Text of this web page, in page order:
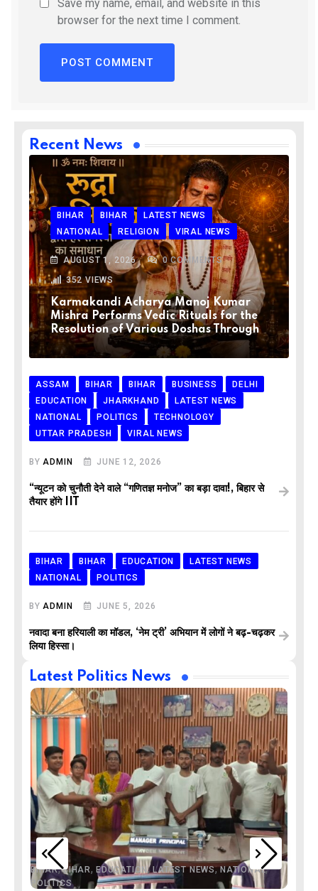
Save my name, email, and website in this
browser for the next time I comment.
Recent News
BIHAR BIHAR
LATEST NEWS
NATIONAL
RELIGION VIRAL NEWS
AUGUST 1, 2026 0COMMENTS
352VIEWS
Karmakandi Acharya Manoj Kumar
Mishra Performs Vedic Rituals for the
Resolution of Various Doshas Through
ASSAM BIHAR BIHAR BUSINESS
DELHI
EDUCATION
JHARKHAND
LATEST NEWS
NATIONAL
POLITICS
TECHNOLOGY
UTTAR PRADESH
VIRAL NEWS
BYADMIN JUNE 12, 2026
“न्यूटन को चुनौती देने वाले “गणितज्ञ मनोज” का बड़ा दावा!, बिहार से
तैयार होंगे IIT
BIHAR BIHAR EDUCATION
LATEST NEWS
NATIONAL
POLITICS
BYADMIN JUNE 5, 2026
नवादा बना हरियाली का मॉडल, ‘नेम ट्री’ अभियान में लोगों ने बढ़-चढ़कर
लिया हिस्सा।
Latest Politics News
BIHAR,BIHAR, EDUCATION,LATEST NEWS,NATIONAL,
POLITICS